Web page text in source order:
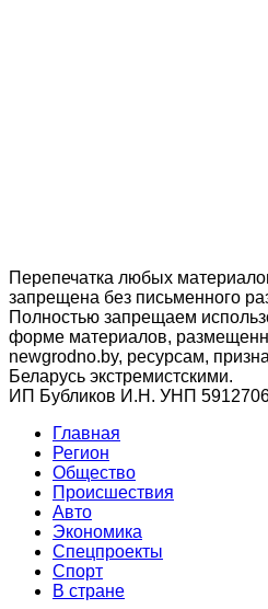
Перепечатка любых
запрещена без письменного
Полностью запрещаем
форме материалов,
newgrodno.by, ресурсам,
Беларусь экстремистскими.
ИП Бубликов И.Н. УНП
Главная
Регион
Общество
Происшествия
Авто
Экономика
Спецпроекты
Cпорт
В стране